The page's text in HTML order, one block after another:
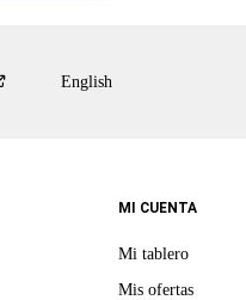
English
MI CUENTA
Mi tablero
Mis ofertas